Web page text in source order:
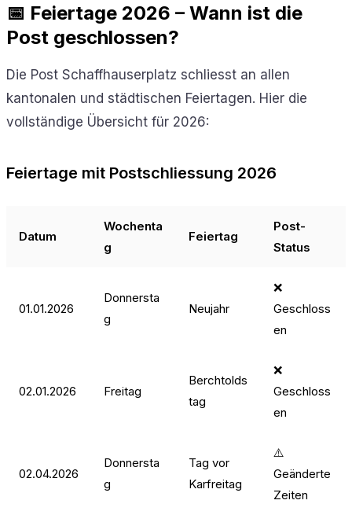
📅 Feiertage 2026 – Wann ist die
Post geschlossen?
Die Post Schaffhauserplatz schliesst an allen
kantonalen und städtischen Feiertagen. Hier die
vollständige Übersicht für 2026:
Feiertage mit Postschliessung 2026
Datum
Wochenta
g
Feiertag
Post-
Status
01.01.2026
Donnersta
g
Neujahr
❌
Geschloss
en
02.01.2026 Freitag
Berchtolds
tag
❌
Geschloss
en
02.04.2026
Donnersta
g
Tag vor
Karfreitag
⚠️
Geänderte
Zeiten